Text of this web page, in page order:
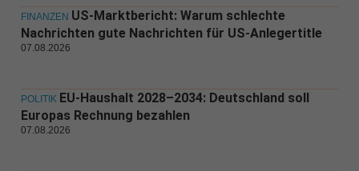
FINANZEN US-Marktbericht: Warum schlechte
Nachrichten gute Nachrichten für US-Anlegertitle
07.08.2026
POLITIK EU-Haushalt 2028–2034: Deutschland soll
Europas Rechnung bezahlen
07.08.2026